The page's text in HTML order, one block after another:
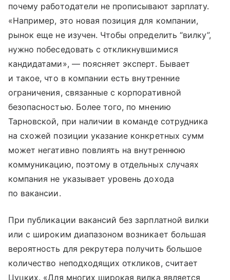
почему работодатели не прописывают зарплату.
«Например, это новая позиция для компании,
рынок еще не изучен. Чтобы определить “вилку”,
нужно побеседовать с откликнувшимися
кандидатами», — поясняет эксперт. Бывает
и такое, что в компании есть внутренние
ограничения, связанные с корпоративной
безопасностью. Более того, по мнению
Тарновской, при наличии в команде сотрудника
на схожей позиции указание конкретных сумм
может негативно повлиять на внутреннюю
коммуникацию, поэтому в отдельных случаях
компания не указывает уровень дохода
по вакансии.
При публикации вакансий без зарплатной вилки
или с широким диапазоном возникает большая
вероятность для рекрутера получить большое
количество неподходящих откликов, считает
Цуцких. «Для многих широкая вилка является